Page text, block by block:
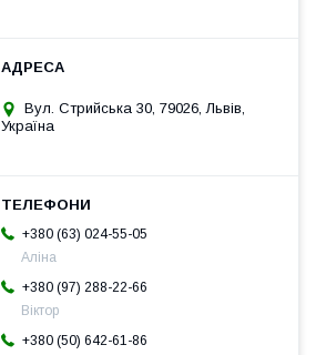
Вул. Стрийська 30, 79026, Львів,
Україна
+380 (63) 024-55-05
Аліна
+380 (97) 288-22-66
Віктор
+380 (50) 642-61-86